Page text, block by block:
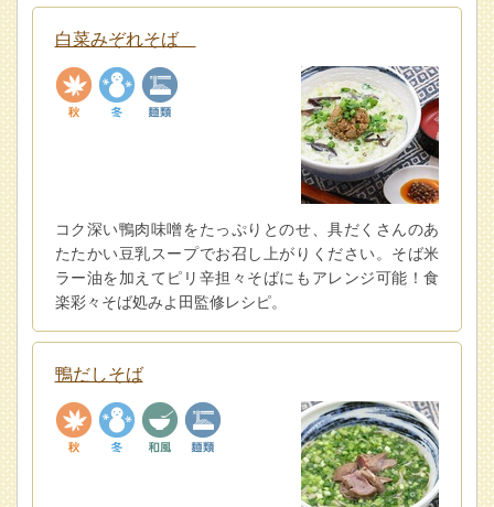
白菜みぞれそば
コク深い鴨肉味噌をたっぷりとのせ、具だくさんのあ
たたかい豆乳スープでお召し上がりください。そば米
ラー油を加えてピリ辛担々そばにもアレンジ可能！食
楽彩々そば処みよ田監修レシピ。
鴨だしそば